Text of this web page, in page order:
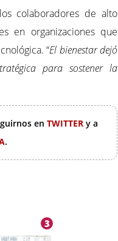
colaboradores de alto
en organizaciones que
“El bienestar dejó
para sostener la
en TWITTER y a
.
3